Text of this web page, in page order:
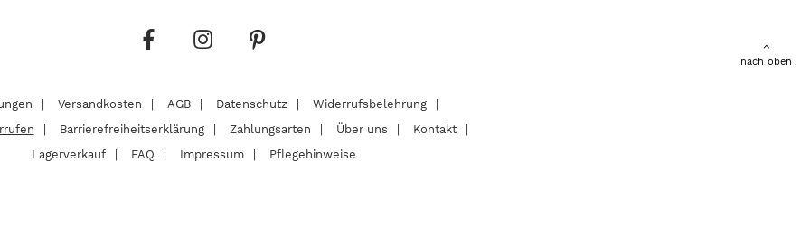
nach oben
Versandkosten AGB Datenschutz
Widerrufsbelehrung
Barrierefreiheitserklärung Zahlungsarten Über uns
Kontakt
Lagerverkauf
FAQ Impressum Pflegehinweise